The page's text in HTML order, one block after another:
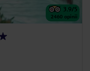
3.9/5
2460 opinii